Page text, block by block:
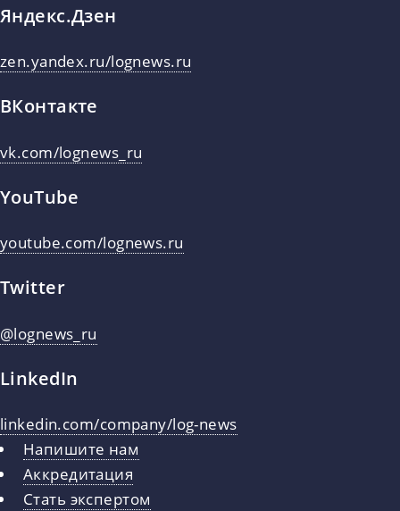
Яндекс.Дзен
zen.yandex.ru/lognews.ru
ВКонтакте
vk.com/lognews_ru
YouTube
youtube.com/lognews.ru
Twitter
@lognews_ru
LinkedIn
linkedin.com/company/log-news
Напишите нам
Аккредитация
Стать экспертом